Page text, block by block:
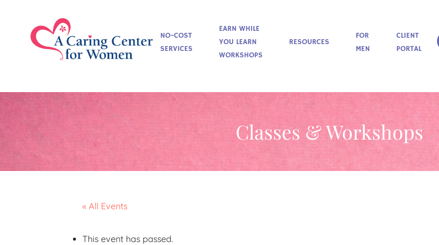
NO-COST
SERVICES
EARN WHILE
YOU LEARN
WORKSHOPS
RESOURCES
FOR
MEN
CLIENT
PORTAL
Classes & Workshops
« All Events
This event has passed.